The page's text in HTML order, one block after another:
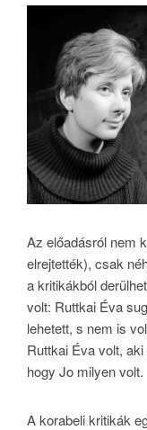
Az előadásról nem
elrejtették), csak
a kritikákból
volt: Ruttkai Éva
lehetett, s nem is
Ruttkai Éva volt,
hogy Jo milyen volt.
A korabeli kritikák